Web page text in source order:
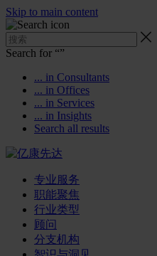
Skip to main content
Search for “”
... in Consultants
... in Offices
... in Services
... in Insights
Search all results
专业服务
职能聚焦
行业类型
顾问
分支机构